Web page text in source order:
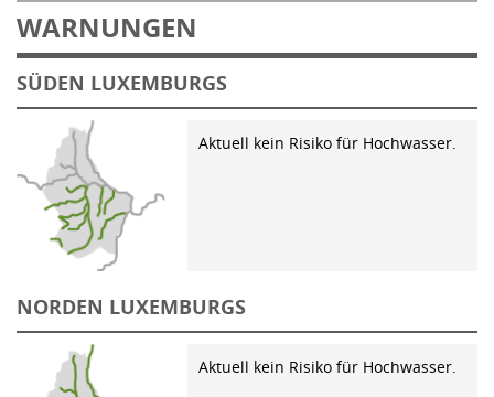
WARNUNGEN
SÜDEN LUXEMBURGS
Aktuell kein Risiko für Hochwasser.
NORDEN LUXEMBURGS
Aktuell kein Risiko für Hochwasser.